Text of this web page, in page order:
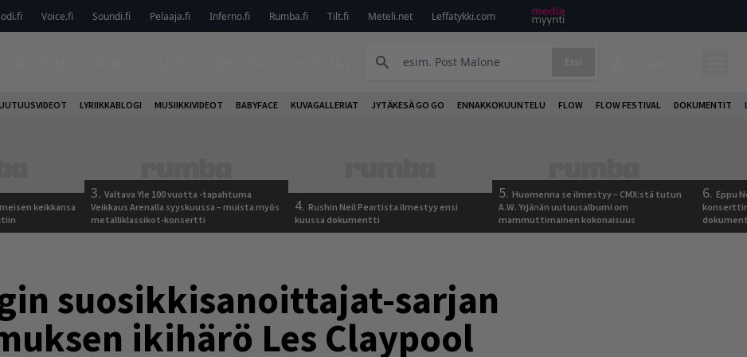
Voice.fi Soundi.fi Pelaaja.fi Inferno.fi Rumba.fi Tilt.fi Meteli.net Leffatykki.com
LYRIIKKABLOGI MUSIIKKIVIDEOT BABYFACE KUVAGALLERIAT JYTÄKESÄ GO GO ENNAKKOKUUNTELU FLOW FLOW FESTIVAL DOKUMENTIT
keikkansa
3. Valtava Yle 100 vuotta -tapahtuma
Veikkaus Arenalla syyskuussa – muista myös
metalliklassikot-konsertti
4. Rushin Neil Peartista ilmestyy ensi
kuussa dokumentti
5. Huomenna se ilmestyy – CMX:stä tutun
A.W. Yrjänän uutuusalbumi om
mammuttimainen kokonaisuus
6. Eppu
suosikkisanoittajat-sarjan
ikihärö Les Claypool